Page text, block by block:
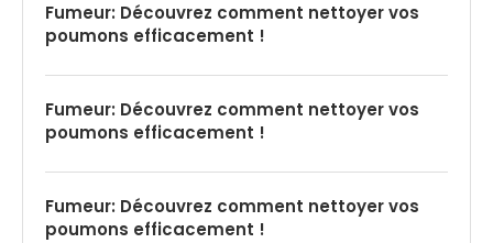
Fumeur: Découvrez comment nettoyer vos
poumons efficacement !
Fumeur: Découvrez comment nettoyer vos
poumons efficacement !
Fumeur: Découvrez comment nettoyer vos
poumons efficacement !